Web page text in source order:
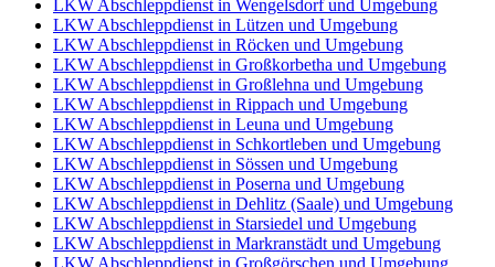
LKW Abschleppdienst in Wengelsdorf und Umgebung
LKW Abschleppdienst in Lützen und Umgebung
LKW Abschleppdienst in Röcken und Umgebung
LKW Abschleppdienst in Großkorbetha und Umgebung
LKW Abschleppdienst in Großlehna und Umgebung
LKW Abschleppdienst in Rippach und Umgebung
LKW Abschleppdienst in Leuna und Umgebung
LKW Abschleppdienst in Schkortleben und Umgebung
LKW Abschleppdienst in Sössen und Umgebung
LKW Abschleppdienst in Poserna und Umgebung
LKW Abschleppdienst in Dehlitz (Saale) und Umgebung
LKW Abschleppdienst in Starsiedel und Umgebung
LKW Abschleppdienst in Markranstädt und Umgebung
LKW Abschleppdienst in Großgörschen und Umgebung